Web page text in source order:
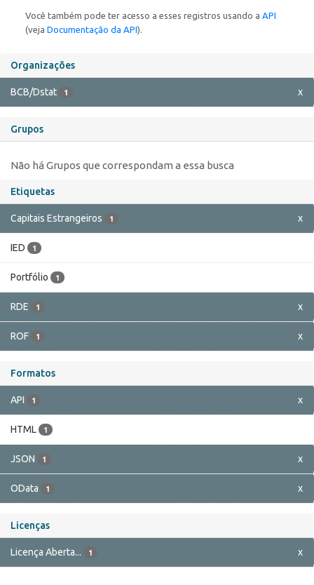
Organizações
BCB/Dstat 1 x
Grupos
Não há Grupos que correspondam a essa busca
Etiquetas
Capitais Estrangeiros 1 x
IED 1
Portfólio 1
RDE 1 x
ROF 1 x
Formatos
API 1 x
HTML 1
JSON 1 x
OData 1 x
Licenças
Licença Aberta... 1 x
Você também pode ter acesso a esses registros usando a API
(veja Documentação da API).